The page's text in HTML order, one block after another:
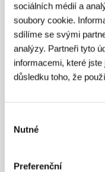
sociálních médií a
soubory cookie.
sdílíme se svými
analýzy. Partneři tyto
informacemi, které
důsledku toho, že
souhlasu
Nutné
Preferenční
85 min /
Režie Daniel
Randy
Boys/ Střih
Kliot, Joana
Roumel/ Výroba